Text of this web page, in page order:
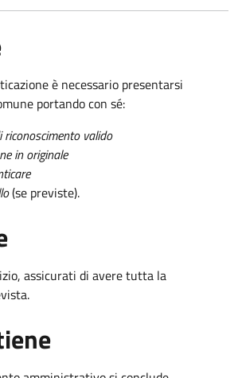
è necessario presentarsi
portando con sé:
riconoscimento valido
in originale
(se previste).
assicurati di avere tutta la